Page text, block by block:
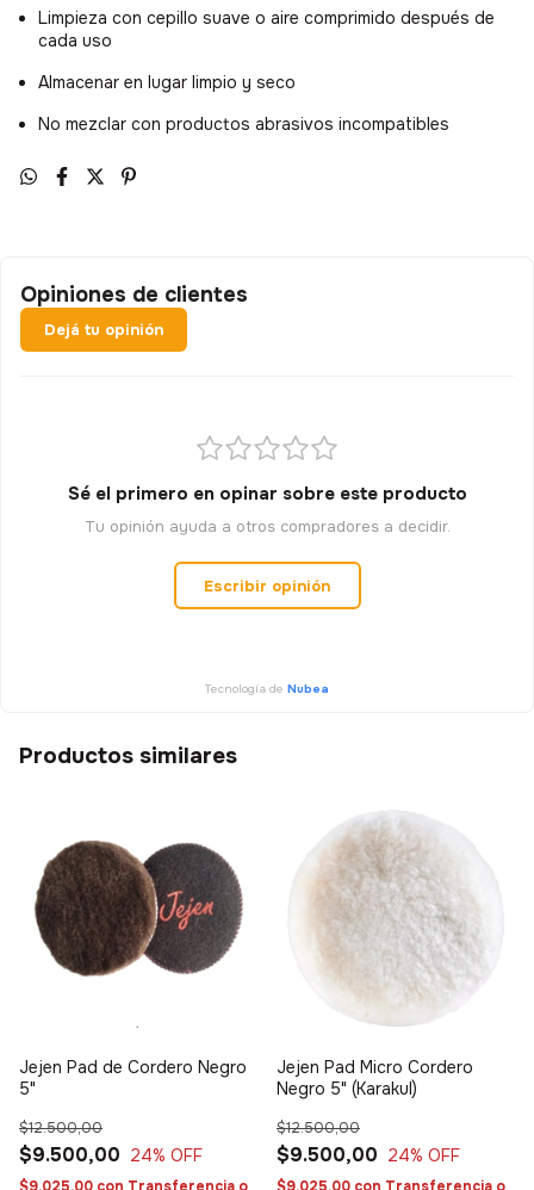
Limpieza con cepillo suave o aire comprimido después de
cada uso
Almacenar en lugar limpio y seco
No mezclar con productos abrasivos incompatibles
Opiniones de clientes
Dejá tu opinión
Sé el primero en opinar sobre este producto
Tu opinión ayuda a otros compradores a decidir.
Escribir opinión
Tecnología de Nubea
Productos similares
Jejen Pad de Cordero Negro
5"
$9.500,00
$12.500,00
24% OFF
Jejen Pad Micro Cordero
Negro 5" (Karakul)
$9.500,00
$12.500,00
24% OFF